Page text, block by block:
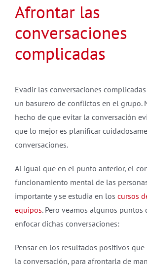
Afrontar las
conversaciones
complicadas
Evadir las conversaciones
un basurero de conflictos en el grupo.
hecho de que evitar la conversación
que lo mejor es planificar
conversaciones.
Al igual que en el punto anterior, el
funcionamiento mental de las
importante y se estudia en los cursos
equipos. Pero veamos algunos puntos
enfocar dichas conversaciones:
Pensar en los resultados positivos
la conversación, para afrontarla de